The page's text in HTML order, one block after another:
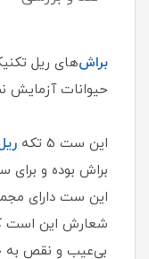
براش‌های ریل
حیوانات آزمایش
این ست 5 تکه
براش بوده و برای
این ست دارای
شعارش این است
بی‌عیب و نقص به